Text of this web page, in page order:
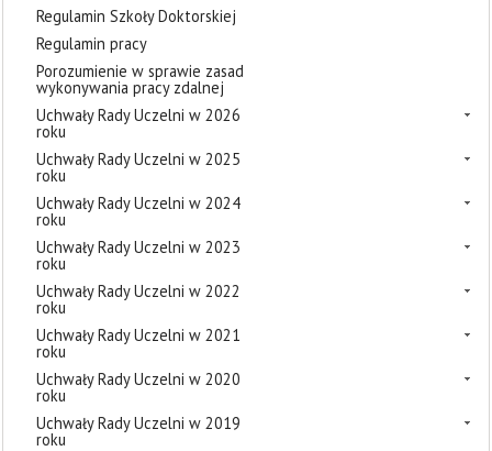
Regulamin Szkoły Doktorskiej
Regulamin pracy
Porozumienie w sprawie zasad
wykonywania pracy zdalnej
Uchwały Rady Uczelni w 2026
roku
Uchwały Rady Uczelni w 2025
roku
Uchwały Rady Uczelni w 2024
roku
Uchwały Rady Uczelni w 2023
roku
Uchwały Rady Uczelni w 2022
roku
Uchwały Rady Uczelni w 2021
roku
Uchwały Rady Uczelni w 2020
roku
Uchwały Rady Uczelni w 2019
roku